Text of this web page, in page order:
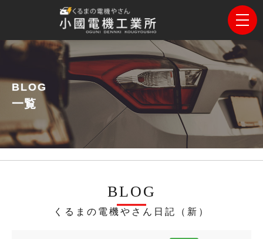
BLOG
一覧
BLOG
くるまの電機やさん日記（新）